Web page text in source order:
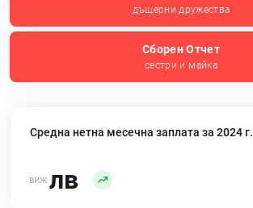
дъщерни дружества
Сборен Отчет
сестри и майка
Средна нетна месечна заплата за 2024 г.
лв